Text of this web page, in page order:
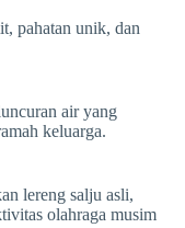
pahatan unik, dan
air yang
keluarga.
lereng salju asli,
olahraga musim